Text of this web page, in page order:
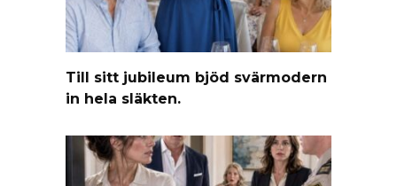
Till sitt jubileum bjöd svärmodern
in hela släkten.